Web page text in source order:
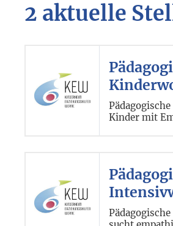
2 aktuelle
Kinder mit